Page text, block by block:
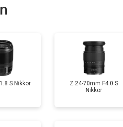
от 80 мин
S Nikkor
Z 24-70mm F4.0 S
Nikkor